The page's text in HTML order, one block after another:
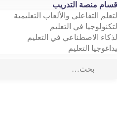
منصة التدريب
التفاعلي والألعاب التعليمية
في التعليم
الاصطناعي في التعليم
التعليم